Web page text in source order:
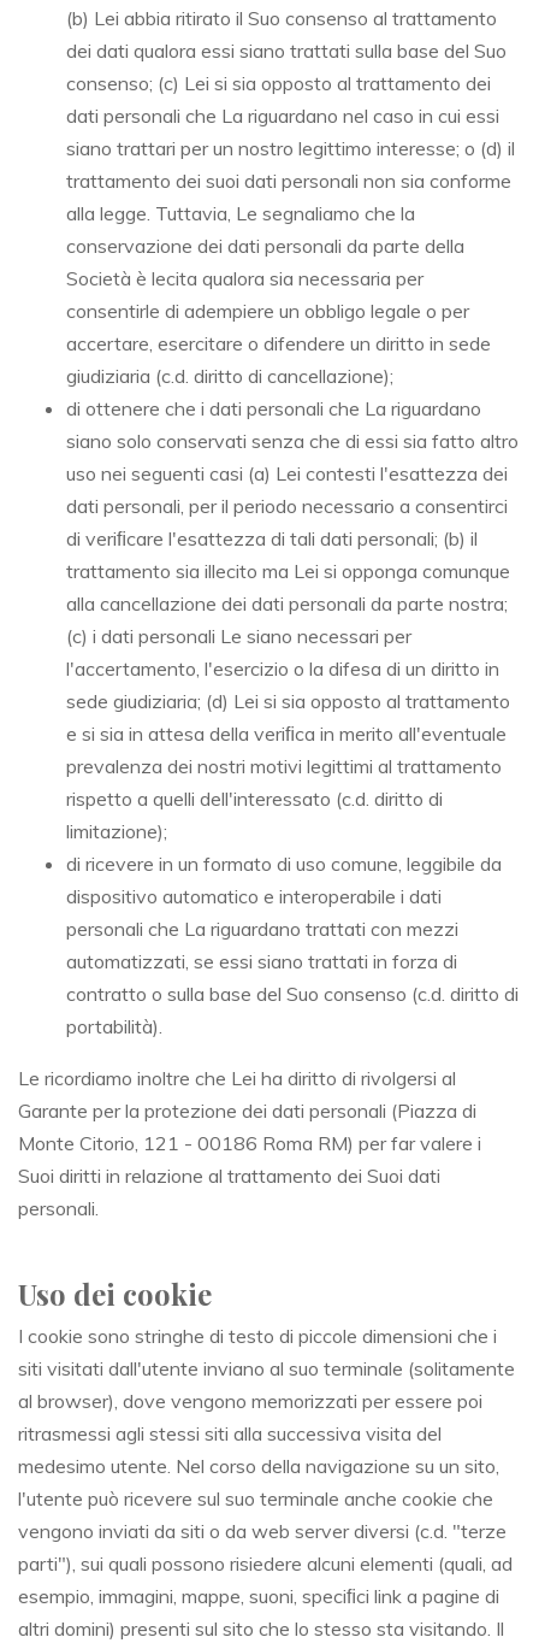
(b) Lei abbia ritirato il Suo consenso al trattamento
dei dati qualora essi siano trattati sulla base del Suo
consenso; (c) Lei si sia opposto al trattamento dei
dati personali che La riguardano nel caso in cui essi
siano trattari per un nostro legittimo interesse; o (d) il
trattamento dei suoi dati personali non sia conforme
alla legge. Tuttavia, Le segnaliamo che la
conservazione dei dati personali da parte della
Società è lecita qualora sia necessaria per
consentirle di adempiere un obbligo legale o per
accertare, esercitare o difendere un diritto in sede
giudiziaria (c.d. diritto di cancellazione);
di ottenere che i dati personali che La riguardano
siano solo conservati senza che di essi sia fatto altro
uso nei seguenti casi (a) Lei contesti l'esattezza dei
dati personali, per il periodo necessario a consentirci
di veriﬁcare l'esattezza di tali dati personali; (b) il
trattamento sia illecito ma Lei si opponga comunque
alla cancellazione dei dati personali da parte nostra;
(c) i dati personali Le siano necessari per
l'accertamento, l'esercizio o la difesa di un diritto in
sede giudiziaria; (d) Lei si sia opposto al trattamento
e si sia in attesa della veriﬁca in merito all'eventuale
prevalenza dei nostri motivi legittimi al trattamento
rispetto a quelli dell'interessato (c.d. diritto di
limitazione);
di ricevere in un formato di uso comune, leggibile da
dispositivo automatico e interoperabile i dati
personali che La riguardano trattati con mezzi
automatizzati, se essi siano trattati in forza di
contratto o sulla base del Suo consenso (c.d. diritto di
portabilità).
Le ricordiamo inoltre che Lei ha diritto di rivolgersi al
Garante per la protezione dei dati personali (Piazza di
Monte Citorio, 121 - 00186 Roma RM) per far valere i
Suoi diritti in relazione al trattamento dei Suoi dati
personali.
Uso dei cookie
I cookie sono stringhe di testo di piccole dimensioni che i
siti visitati dall'utente inviano al suo terminale (solitamente
al browser), dove vengono memorizzati per essere poi
ritrasmessi agli stessi siti alla successiva visita del
medesimo utente. Nel corso della navigazione su un sito,
l'utente può ricevere sul suo terminale anche cookie che
vengono inviati da siti o da web server diversi (c.d. "terze
parti"), sui quali possono risiedere alcuni elementi (quali, ad
esempio, immagini, mappe, suoni, speciﬁci link a pagine di
altri domini) presenti sul sito che lo stesso sta visitando. Il